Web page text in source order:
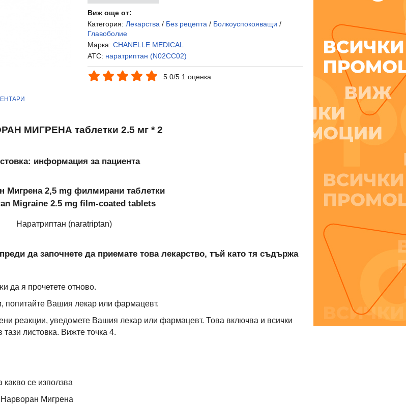
Виж още от:
Категория:Лекарства / Без рецепта / Болкоуспокояващи /
Главоболие
Марка:CHANELLE MEDICAL
ATC: наратриптан (N02CC02)
5.0/5 1 оценка
МИГРЕНА таблетки 2.5 мг * 2
информация за пациента
Мигрена 2,5 mg филмирани таблетки
Migraine 2.5 mg film-coated tablets
Наратриптан (naratriptan)
да започнете да приемате това лекарство, тъй като тя съдържа
да я прочетете отново.
попитайте Вашия лекар или фармацевт.
реакции, уведомете Вашия лекар или фармацевт. Това включва и всички
листовка. Вижте точка 4.
се използва
Нарворан Мигрена